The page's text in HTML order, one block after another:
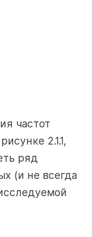
частот
2.1.1,
ряд
(и не всегда